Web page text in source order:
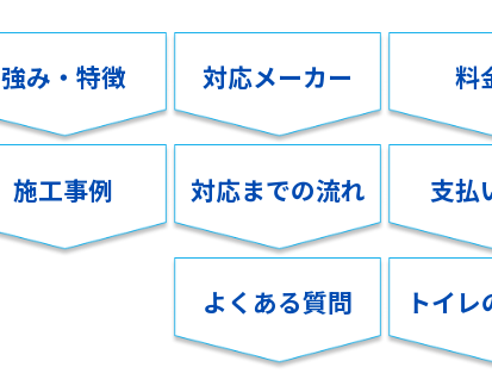
強み・特徴 対応メーカー 料
施工事例 対応までの流れ 支払
よくある質問 トイ